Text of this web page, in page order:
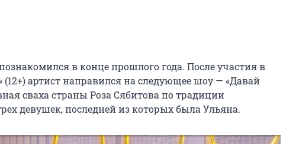
в конце прошлого года. После участия в
(12+) артист направился на следующее шоу — «Давай
сваха страны Роза Сябитова по традиции
девушек, последней из которых была Ульяна.